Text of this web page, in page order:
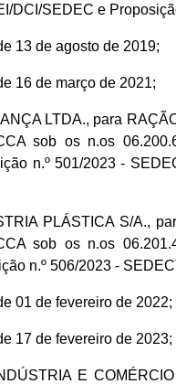
DCI/SEDEC e
13 de agosto de 2019;
16 de março de 2021;
LTDA., para
sob os n.os
n.º 501/2023 -
PLÁSTICA S/A.,
sob os n.os
n.º 506/2023 -
01 de fevereiro de 2022;
17 de fevereiro de 2023;
E